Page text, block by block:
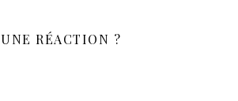
UNE RÉACTION ?